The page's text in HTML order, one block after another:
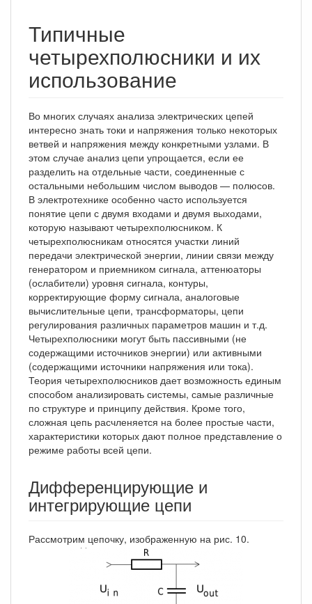
Типичные
четырехполюсники и их
использование
Во многих случаях анализа электрических цепей
интересно знать токи и напряжения только некоторых
ветвей и напряжения между конкретными узлами. В
этом случае анализ цепи упрощается, если ее
разделить на отдельные части, соединенные с
остальными небольшим числом выводов — полюсов.
В электротехнике особенно часто используется
понятие цепи с двумя входами и двумя выходами,
которую называют четырехполюсником. К
четырехполюсникам относятся участки линий
передачи электрической энергии, линии связи между
генератором и приемником сигнала, аттенюаторы
(ослабители) уровня сигнала, контуры,
корректирующие форму сигнала, аналоговые
вычислительные цепи, трансформаторы, цепи
регулирования различных параметров машин и т.д.
Четырехполюсники могут быть пассивными (не
содержащими источников энергии) или активными
(содержащими источники напряжения или тока).
Теория четырехполюсников дает возможность единым
способом анализировать системы, самые различные
по структуре и принципу действия. Кроме того,
сложная цепь расчленяется на более простые части,
характеристики которых дают полное представление о
режиме работы всей цепи.
Дифференцирующие и
интегрирующие цепи
Рассмотрим цепочку, изображенную на рис. 10.